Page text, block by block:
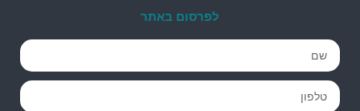
לפרסום באתר